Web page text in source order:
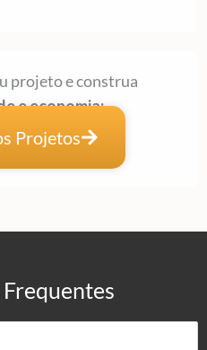
projeto e construa
e economia:
Projetos